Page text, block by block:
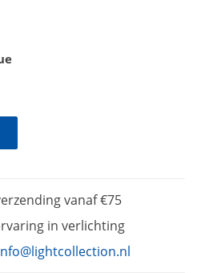
vanaf €75
in verlichting